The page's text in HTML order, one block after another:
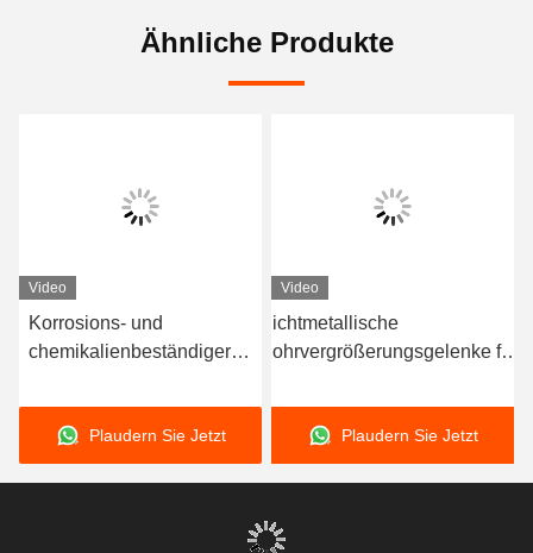
Ähnliche Produkte
Video
Korrosions- und
chemikalienbeständiger
Gummikompensator mit
hoher Flexibilität,
konzipiert für die
Plaudern Sie Jetzt
Video
Nichtmetallische
Rohrvergrößerungsgelenke für
Hochschwingungsumgebungen
Plaudern Sie Jetzt